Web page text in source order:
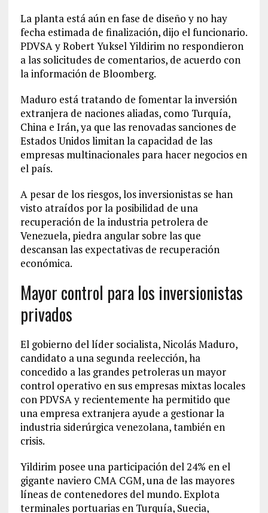
La planta está aún en fase de diseño y no hay
fecha estimada de finalización, dijo el funcionario.
PDVSA y Robert Yuksel Yildirim no respondieron
a las solicitudes de comentarios, de acuerdo con
la información de Bloomberg.
Maduro está tratando de fomentar la inversión
extranjera de naciones aliadas, como Turquía,
China e Irán, ya que las renovadas sanciones de
Estados Unidos limitan la capacidad de las
empresas multinacionales para hacer negocios en
el país.
A pesar de los riesgos, los inversionistas se han
visto atraídos por la posibilidad de una
recuperación de la industria petrolera de
Venezuela, piedra angular sobre las que
descansan las expectativas de recuperación
económica.
Mayor control para los inversionistas
privados
El gobierno del líder socialista, Nicolás Maduro,
candidato a una segunda reelección, ha
concedido a las grandes petroleras un mayor
control operativo en sus empresas mixtas locales
con PDVSA y recientemente ha permitido que
una empresa extranjera ayude a gestionar la
industria siderúrgica venezolana, también en
crisis.
Yildirim posee una participación del 24% en el
gigante naviero CMA CGM, una de las mayores
líneas de contenedores del mundo. Explota
terminales portuarias en Turquía, Suecia,